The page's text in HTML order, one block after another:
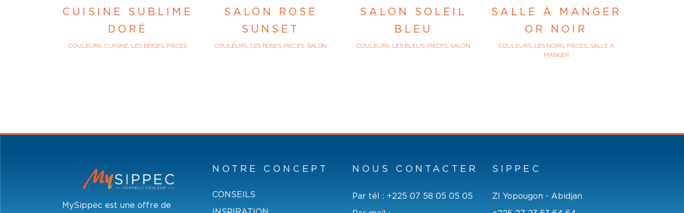
CUISINE SUBLIME
DORÉ
COULEURS, CUISINE, LES BEIGES, PIÈCES
SALON ROSE
SUNSET
COULEURS, LES ROSES, PIÈCES, SALON
SALON SOLEIL
BLEU
COULEURS, LES BLEUS, PIÈCES, SALON
SALLE À MANGER
OR NOIR
COULEURS, LES NOIRS, PIÈCES, SALLE À
MANGER
MySippec est une offre de
NOTRE CONCEPT
CONSEILS
NOUS CONTACTER
Par tél : +225 07 58 05 05 05
SIPPEC
ZI Yopougon - Abidjan